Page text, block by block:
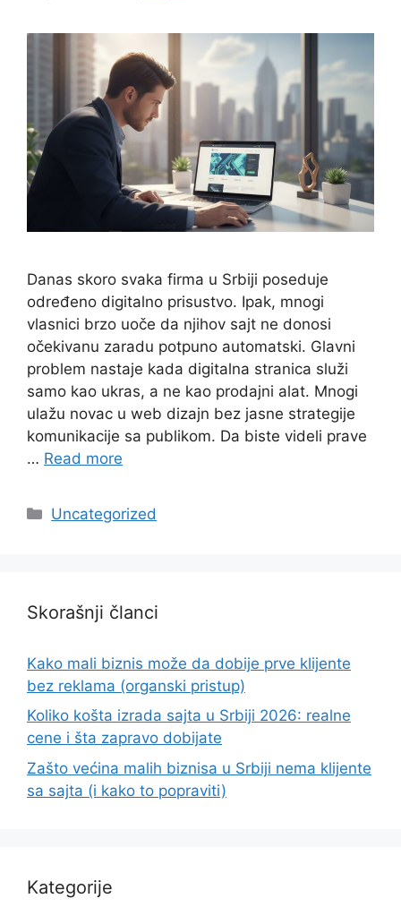
Danas skoro svaka firma u Srbiji poseduje
određeno digitalno prisustvo. Ipak, mnogi
vlasnici brzo uoče da njihov sajt ne donosi
očekivanu zaradu potpuno automatski. Glavni
problem nastaje kada digitalna stranica služi
samo kao ukras, a ne kao prodajni alat. Mnogi
ulažu novac u web dizajn bez jasne strategije
komunikacije sa publikom. Da biste videli prave
… Read more
Categories
Uncategorized
Skorašnji članci
Kako mali biznis može da dobije prve klijente
bez reklama (organski pristup)
Koliko košta izrada sajta u Srbiji 2026: realne
cene i šta zapravo dobijate
Zašto većina malih biznisa u Srbiji nema klijente
sa sajta (i kako to popraviti)
Kategorije